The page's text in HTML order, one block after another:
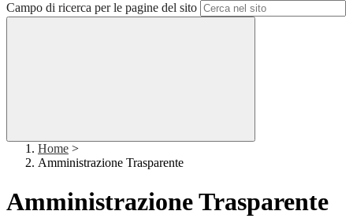
Campo di ricerca per le pagine del sito
Home >
Amministrazione Trasparente
Amministrazione Trasparente